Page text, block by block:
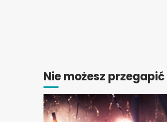
Nie możesz przegapić